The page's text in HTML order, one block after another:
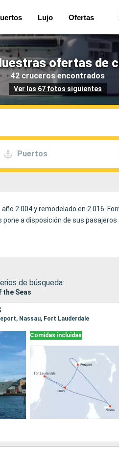
Lujo Ofertas
ofertas de
42 cruceros encontrados
Ver las 67 fotos siguientes
Puertos
2.004 y remodelado en 2.016.
pone a disposición de sus
de búsqueda:
the Seas
Nassau, Fort Lauderdale
Comidas incluidas